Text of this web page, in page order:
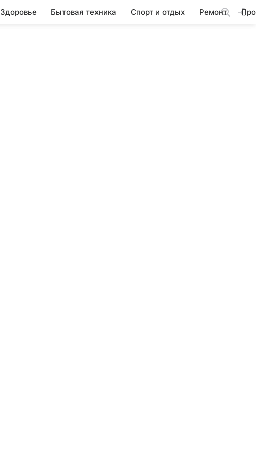
Здоровье Бытовая техника Спорт и отдых Ремонт